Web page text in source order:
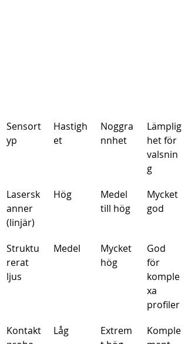
Sensort
yp
Hastigh
et
Noggra
nnhet
Lämplig
het för
valsnin
g
Lasersk
anner
(linjär)
Hög
Medel
till hög
Mycket
god
Struktu
rerat
ljus
Medel
Mycket
hög
God
för
komple
xa
profiler
Kontakt
Låg
Extrem
Komple